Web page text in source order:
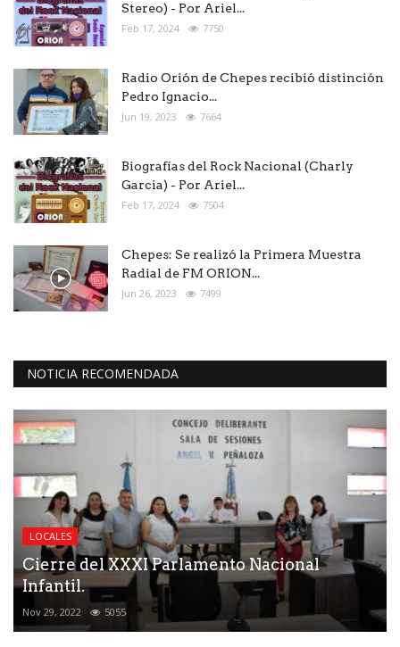
Stereo) - Por Ariel...
Feb 17, 2024 7750
Radio Orión de Chepes recibió distinción
Pedro Ignacio...
Jun 19, 2023 7664
Biografías del Rock Nacional (Charly
Garcia) - Por Ariel...
Feb 17, 2024 7504
Chepes: Se realizó la Primera Muestra
Radial de FM ORION...
Jun 26, 2023 7499
NOTICIA RECOMENDADA
LOCALES
Cierre del XXXI Parlamento Nacional
Infantil.
Nov 29, 2022 5055